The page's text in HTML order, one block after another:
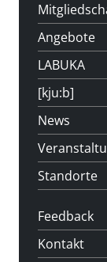
Angebote
LABUKA
[kju:b]
News
Standorte
Feedback
Kontakt